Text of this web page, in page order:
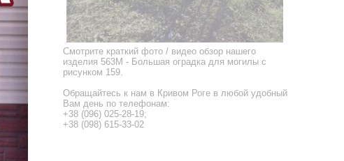
Смотрите краткий фото / видео обзор нашего
изделия 563M - Большая оградка для могилы с
рисунком 159.
Обращайтесь к нам в Кривом Роге в любой удобный
Вам день по телефонам:
+38 (096) 025-28-19;
+38 (098) 615-33-02